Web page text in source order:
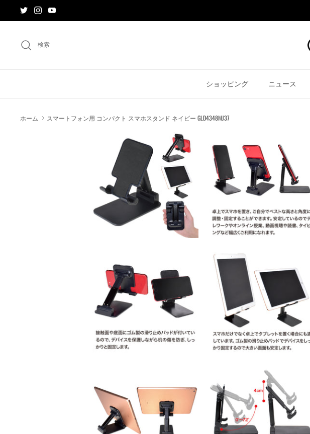
検索
ショッピング ニュース
ホーム スマートフォン用 コンパクト スマホスタンド ネイビー GLD4348MJ37